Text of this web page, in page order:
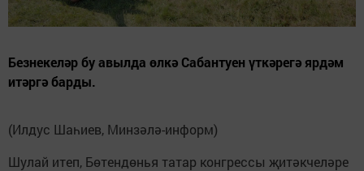
Безнекеләр бу авылда өлкә Сабантуен үткәрегә ярдәм
итәргә барды.
(Илдус Шаһиев, Минзәлә-информ)
Шулай итеп, Бөтендөнья татар конгрессы җитәкчеләре